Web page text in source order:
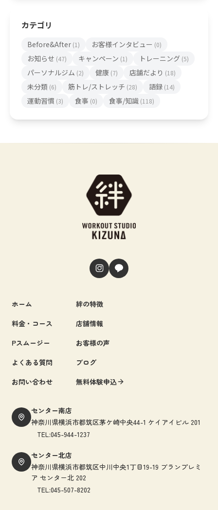
カテゴリ
Before&After (1) お客様インタビュー (0)
お知らせ (47) キャンペーン (1) トレーニング (5)
パーソナルジム (2) 健康 (7) 店舗だより (18)
未分類 (6) 筋トレ/ストレッチ (28) 語録 (14)
運動習慣 (3) 食事 (0) 食事/知識 (118)
ホーム
絆の特徴
料金・コース
店舗情報
Pスムージー
お客様の声
よくある質問
ブログ
お問い合わせ
無料体験申込
センター南店
神奈川県横浜市都筑区茅ケ崎中央44-1 ケイアイビル 201
TEL:045-944-1237
センター北店
神奈川県横浜市都筑区中川中央1丁目19-19 ブランプレミ
ア センター北 202
TEL:045-507-8202